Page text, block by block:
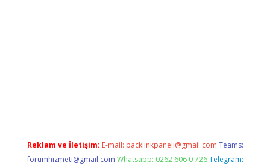
Reklam ve İletişim: E-mail: backlinkpaneli@gmail.com Teams:
forumhizmeti@gmail.com Whatsapp: 0262 606 0 726 Telegram: